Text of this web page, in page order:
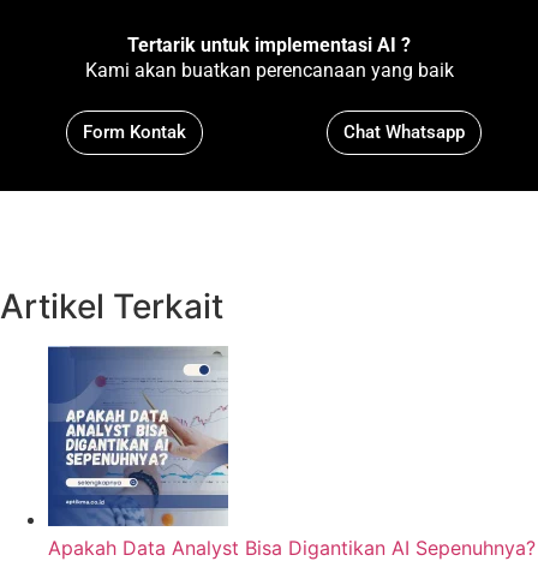
Tertarik untuk implementasi AI ?
Kami akan buatkan perencanaan yang baik
Form Kontak Chat Whatsapp
Artikel Terkait
Apakah Data Analyst Bisa Digantikan AI Sepenuhnya?